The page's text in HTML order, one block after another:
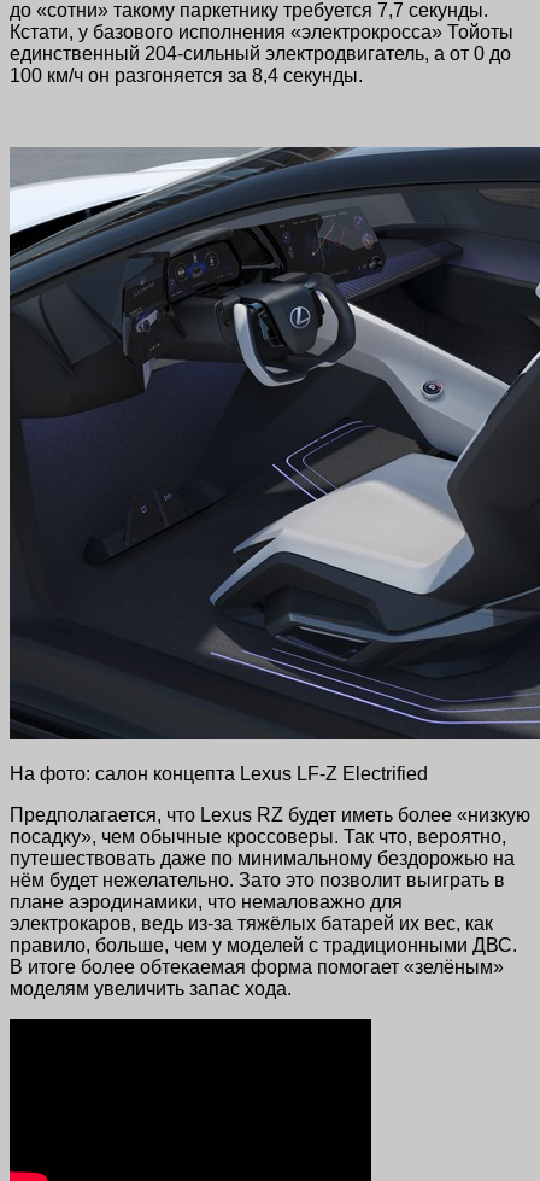
до «сотни» такому паркетнику требуется 7,7 секунды.
Кстати, у базового исполнения «электрокросса» Тойоты
единственный 204-сильный электродвигатель, а от 0 до
100 км/ч он разгоняется за 8,4 секунды.
На фото: салон концепта Lexus LF-Z Electrified
Предполагается, что Lexus RZ будет иметь более «низкую
посадку», чем обычные кроссоверы. Так что, вероятно,
путешествовать даже по минимальному бездорожью на
нём будет нежелательно. Зато это позволит выиграть в
плане аэродинамики, что немаловажно для
электрокаров, ведь из-за тяжёлых батарей их вес, как
правило, больше, чем у моделей с традиционными ДВС.
В итоге более обтекаемая форма помогает «зелёным»
моделям увеличить запас хода.